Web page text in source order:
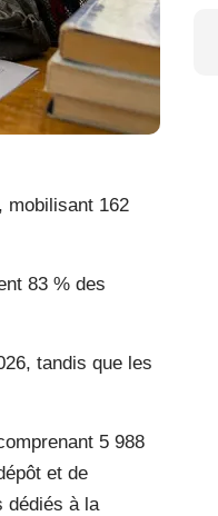
mobilisant 162
83 % des
tandis que les
5 988
et de
dédiés à la